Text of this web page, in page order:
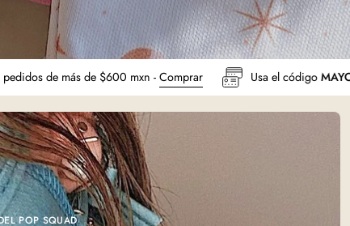
Envío gratis en pedidos de más de $600 mxn -Comprar
POP SQUAD